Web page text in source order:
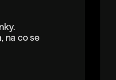
na co se